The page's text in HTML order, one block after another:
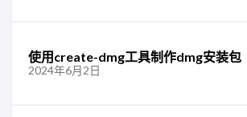
使用create-dmg工具制作dmg安装包
2024年6月2日